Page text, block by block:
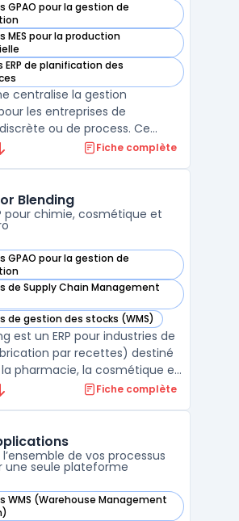
GPAO pour la gestion de
dans cette catégorie
MES pour la production
dans cette catégorie
ERP de planification des
dans cette catégorie
centralise la gestion
les entreprises de
ou de process. Ce
de planifier, suivre et piloter
la prise en charge de l’ERP
Fiche complète
Blending
pour chimie, cosmétique et
GPAO pour la gestion de
dans cette catégorie
de Supply Chain Management
dans cette catégorie
de gestion des stocks (WMS)
dans cette catégorie
est un ERP pour industries de
par recettes) destiné
pharmacie, la cosmétique et
Il structure la gestion des
lots de la ...
Fiche complète
l’ensemble de vos processus
une seule plateforme
WMS (Warehouse Management
dans cette catégorie